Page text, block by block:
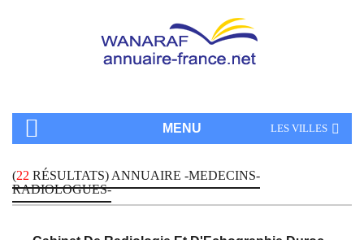
MENU LES VILLES
(22 RÉSULTATS) ANNUAIRE -MEDECINS-
RADIOLOGUES-